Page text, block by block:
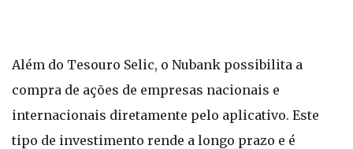
Além do Tesouro Selic, o Nubank possibilita a
compra de ações de empresas nacionais e
internacionais diretamente pelo aplicativo. Este
tipo de investimento rende a longo prazo e é